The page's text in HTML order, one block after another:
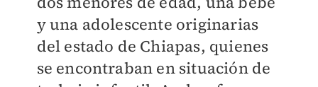
y una adolescente originarias
del estado de Chiapas, quienes
se encontraban en situación de